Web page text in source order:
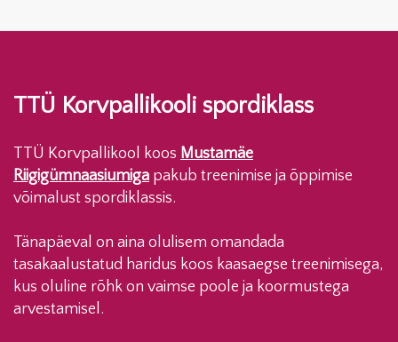
TTÜ Korvpallikooli spordiklass
TTÜ Korvpallikool koos Mustamäe
Riigigümnaasiumiga pakub treenimise ja õppimise
võimalust spordiklassis.
Tänapäeval on aina olulisem omandada
tasakaalustatud haridus koos kaasaegse treenimisega,
kus oluline rõhk on vaimse poole ja koormustega
arvestamisel.